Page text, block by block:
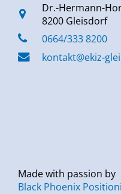
Dr.-Hermann-
8200 Gleisdorf
0664/333 8200
kontakt@ekiz-
Made with passion by
Black Phoenix